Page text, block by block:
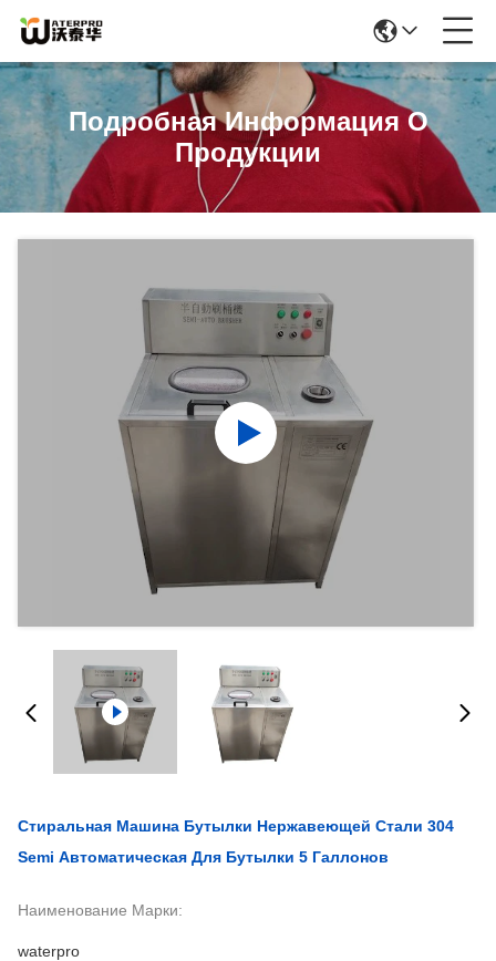
Подробная Информация О
Продукции
Стиральная Машина Бутылки Нержавеющей Стали 304
Semi Автоматическая Для Бутылки 5 Галлонов
Наименование Марки:
waterpro